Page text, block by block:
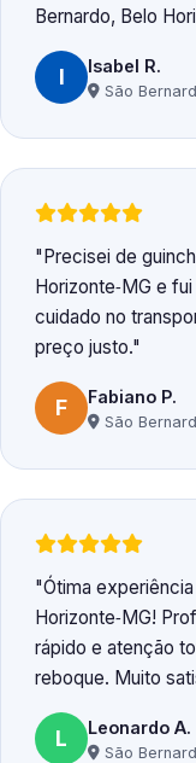
Bernardo, Belo
I Isabel R.
São
Precisei de
Horizonte‑MG e
cuidado no
preço justo.
F Fabiano P.
São
Ótima
Horizonte‑MG!
rápido e atenção
reboque. Muito
L Leonardo A.
São